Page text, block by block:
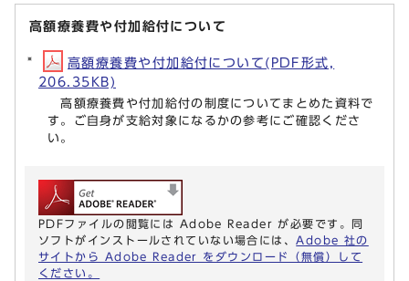
高額療養費や付加給付について
高額療養費や付加給付について(PDF形式,
206.35KB)
高額療養費や付加給付の制度についてまとめた資料で
す。ご自身が支給対象になるかの参考にご確認くださ
い。
PDFファイルの閲覧には Adobe Reader が必要です。同
ソフトがインストールされていない場合には、 Adobe 社の
サイトから Adobe Reader をダウンロード（無償）して
ください。